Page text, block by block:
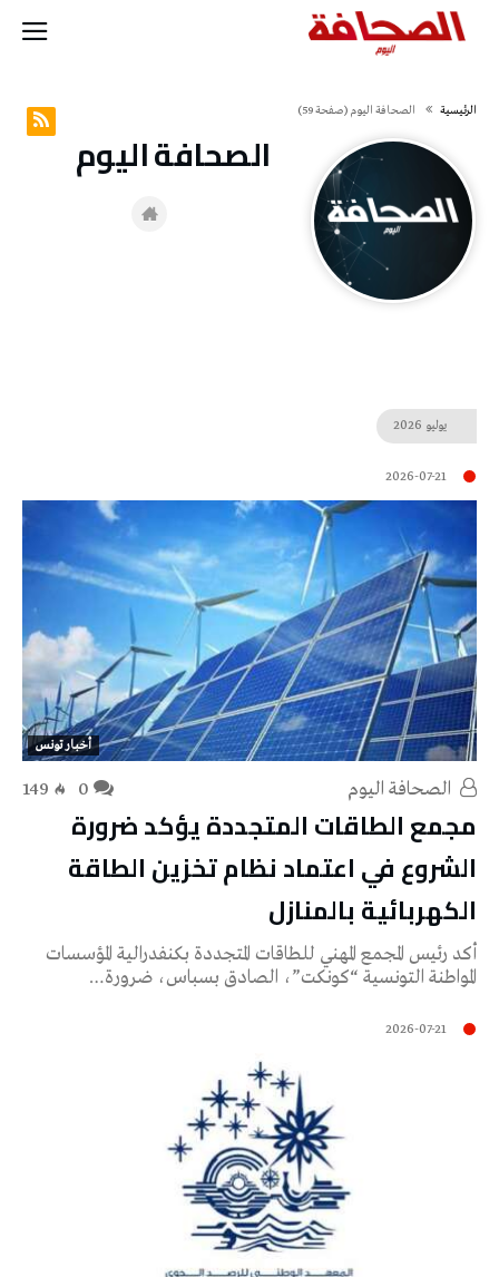
‫الرئيسية‬ (‫صفحة‬ 59)
يوليو 2026
2026-07-21
أخبار تونس
149
مجمع الطاقات المتجددة يؤكد ضرورة
الشروع في اعتماد نظام تخزين الطاقة
الكهربائية بالمنازل
أكد رئيس المجمع المهني للطاقات المتجددة بكنفدرالية المؤسسات
المواطنة التونسية “كونكت”، الصادق بسباس، ضرورة…
2026-07-21